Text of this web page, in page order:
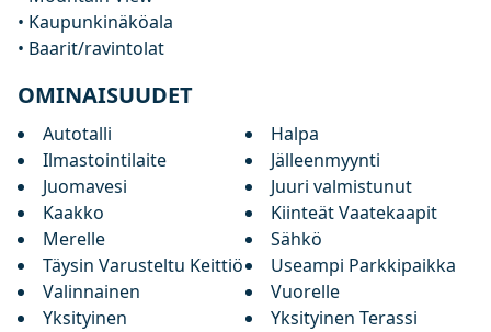
• Kaupunkinäköala
• Baarit/ravintolat
OMINAISUUDET
Autotalli
Halpa
Ilmastointilaite
Jälleenmyynti
Juomavesi
Juuri valmistunut
Kaakko
Kiinteät Vaatekaapit
Merelle
Sähkö
Täysin Varusteltu Keittiö
Useampi Parkkipaikka
Valinnainen
Vuorelle
Yksityinen
Yksityinen Terassi